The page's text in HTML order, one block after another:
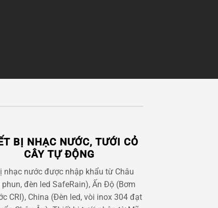
BỊ NHẠC NƯỚC, TƯỚI CỎ
CÂY TỰ ĐỘNG
nhạc nước được nhập khẩu từ Châu
phun, đèn led SafeRain), Ấn Độ (Bơm
CRI), China (Đèn led, vòi inox 304 đạt